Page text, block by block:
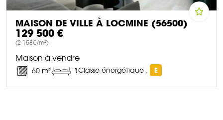
MAISON DE VILLE À LOCMINE (56500)
129 500 €
(2 158€/m²)
Maison à vendre
60 m² 1Classe énergétique : E